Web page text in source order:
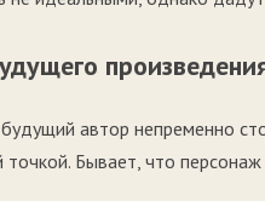
будущий автор непременно
Бывает, что